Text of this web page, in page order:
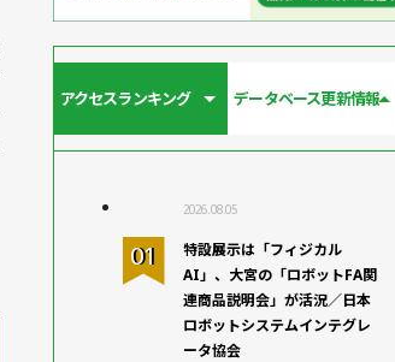
アクセスランキング データベース更新情報
2026.08.05
特設展示は「フィジカル
AI」、大宮の「ロボットFA関
連商品説明会」が活況／日本
ロボットシステムインテグレ
ータ協会